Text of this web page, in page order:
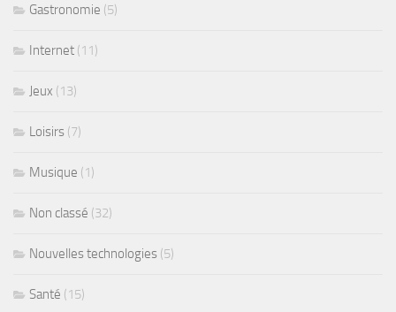
Gastronomie (5)
Internet (11)
Jeux (13)
Loisirs (7)
Musique (1)
Non classé (32)
Nouvelles technologies (5)
Santé (15)